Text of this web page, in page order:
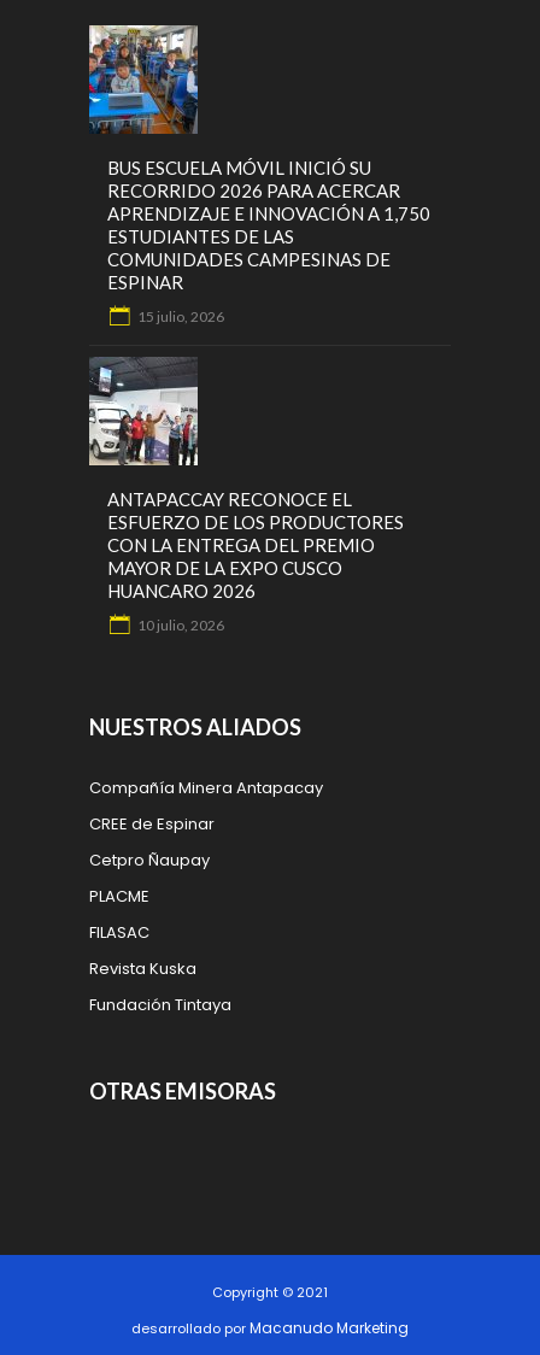
BUS ESCUELA MÓVIL INICIÓ SU
RECORRIDO 2026 PARA ACERCAR
APRENDIZAJE E INNOVACIÓN A 1,750
ESTUDIANTES DE LAS
COMUNIDADES CAMPESINAS DE
ESPINAR
15 julio, 2026
ANTAPACCAY RECONOCE EL
ESFUERZO DE LOS PRODUCTORES
CON LA ENTREGA DEL PREMIO
MAYOR DE LA EXPO CUSCO
HUANCARO 2026
10 julio, 2026
NUESTROS ALIADOS
Compañía Minera Antapacay
CREE de Espinar
Cetpro Ñaupay
PLACME
FILASAC
Revista Kuska
Fundación Tintaya
OTRAS EMISORAS
Copyright © 2021
desarrollado porMacanudo Marketing